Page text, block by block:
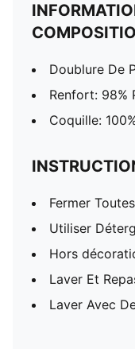
Doublure De
Renfort: 98%
Coquille:
Fermer
Utiliser
Hors
Laver Et
Laver Avec